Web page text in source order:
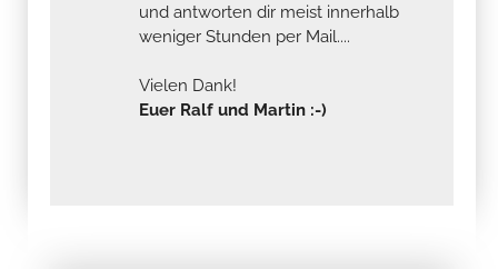
und antworten dir meist innerhalb
weniger Stunden per Mail....
Vielen Dank!
Euer Ralf und Martin :-)